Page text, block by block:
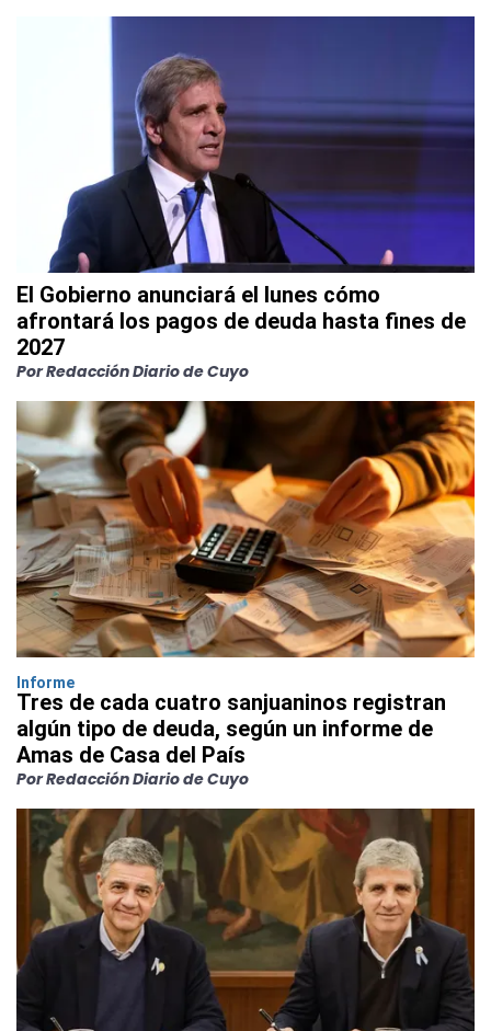
El Gobierno anunciará el lunes cómo
afrontará los pagos de deuda hasta fines de
2027
Por Redacción Diario de Cuyo
Informe
Tres de cada cuatro sanjuaninos registran
algún tipo de deuda, según un informe de
Amas de Casa del País
Por Redacción Diario de Cuyo